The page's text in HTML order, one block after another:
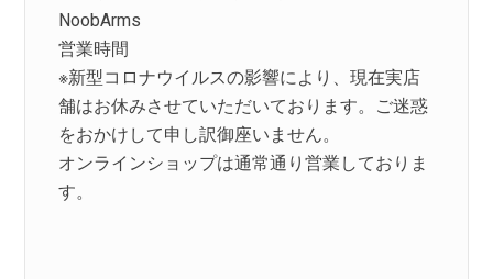
NoobArms
営業時間
※新型コロナウイルスの影響により、現在実店
舗はお休みさせていただいております。ご迷惑
をおかけして申し訳御座いません。
オンラインショップは通常通り営業しておりま
す。